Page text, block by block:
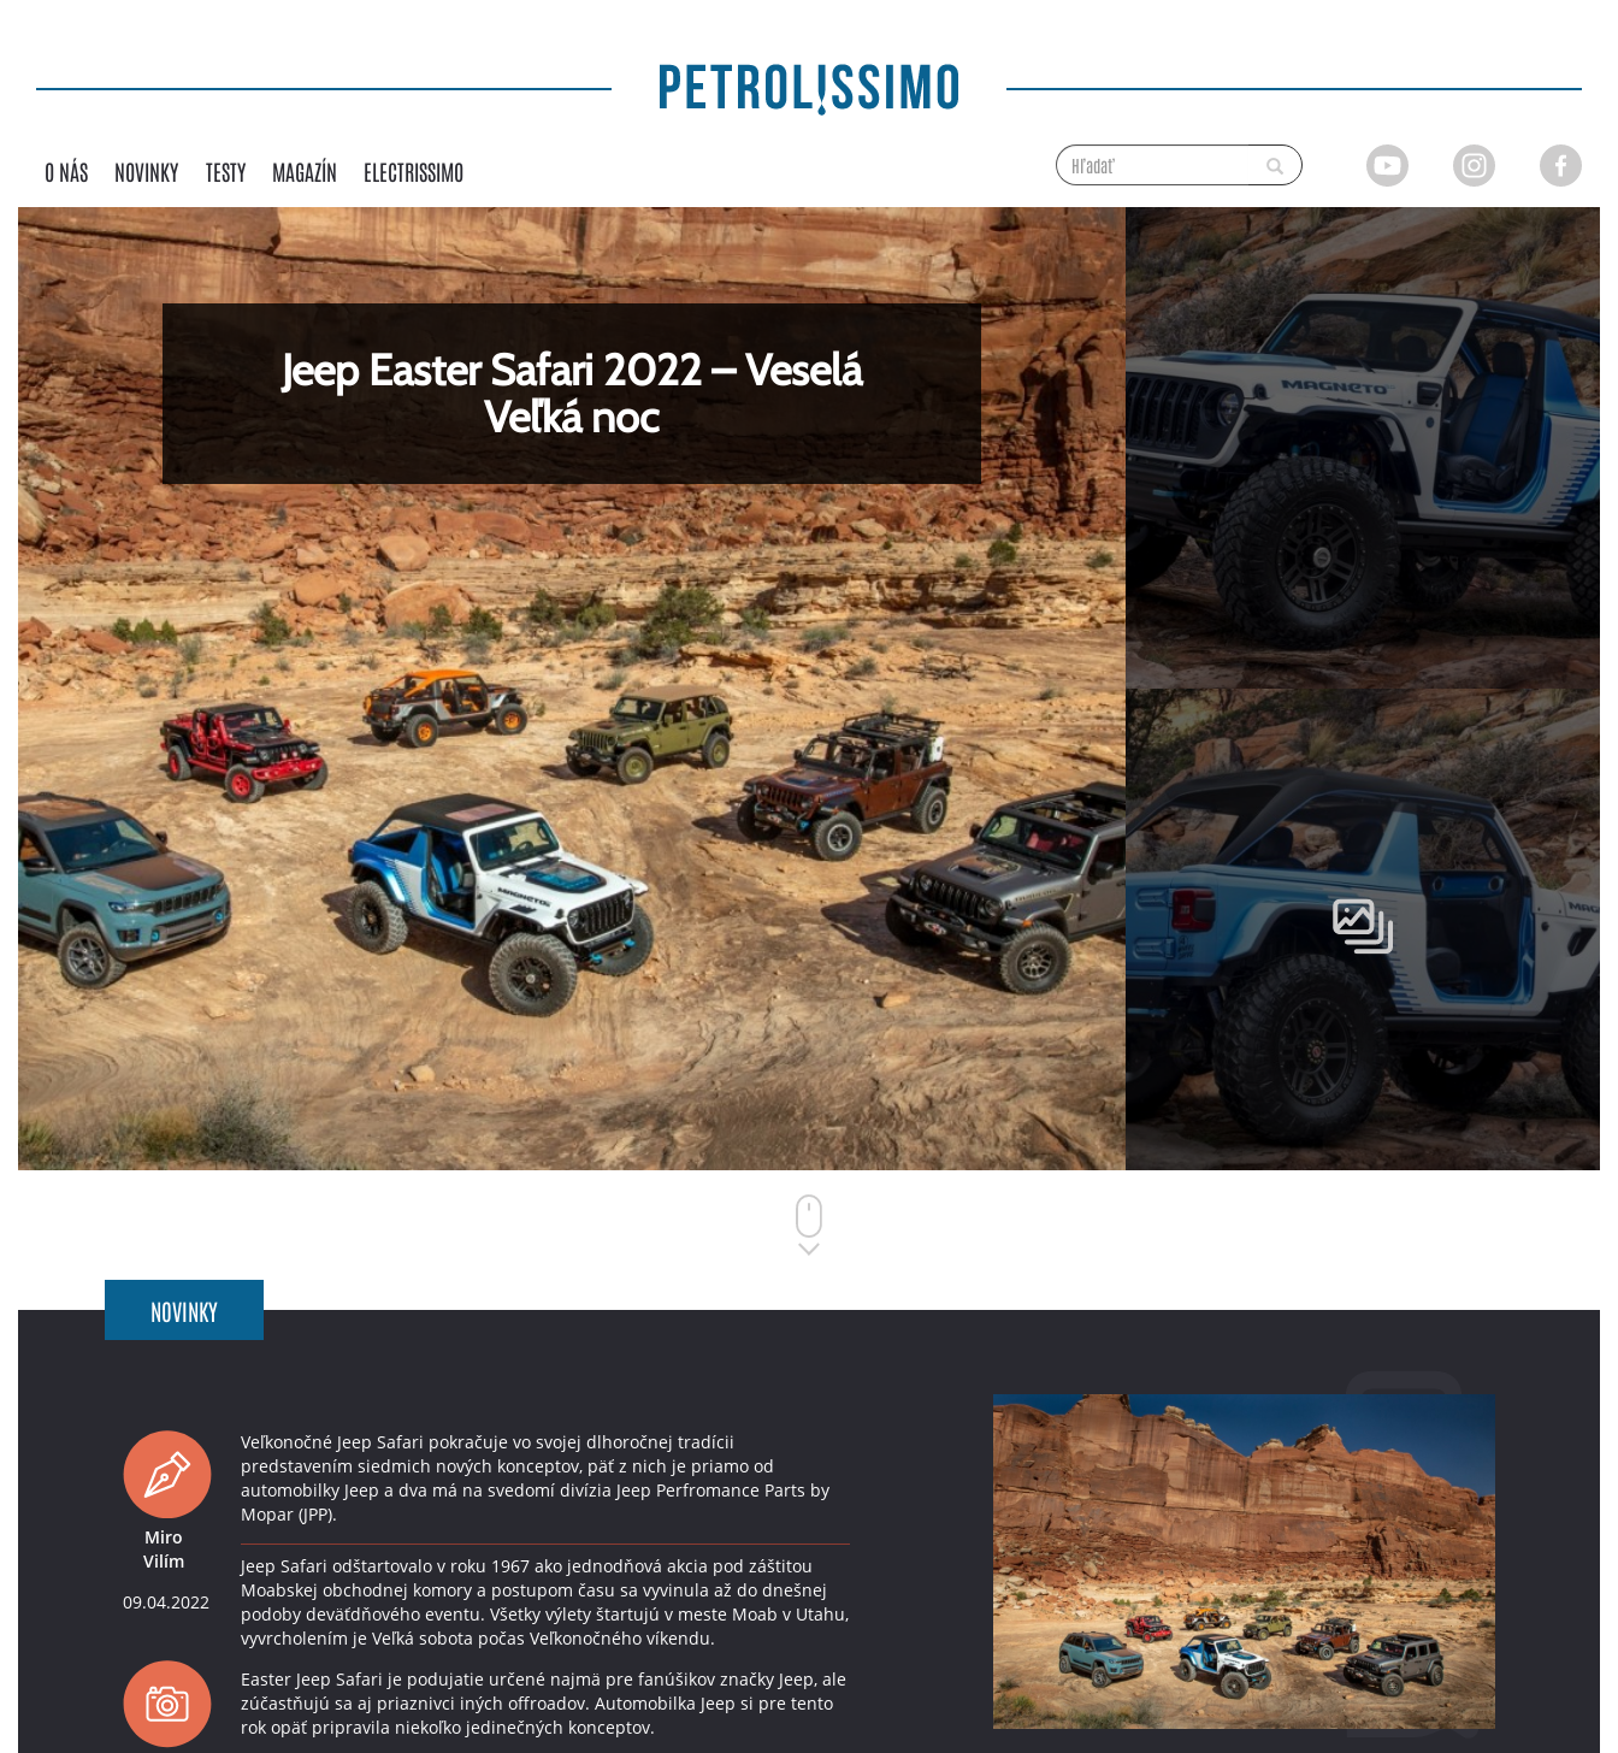
O NÁS NOVINKY TESTY MAGAZÍN ELECTRISSIMO
Jeep Easter Safari 2022 – Veselá
Veľká noc
NOVINKY
Miro
Vilím
09.04.2022
Veľkonočné Jeep Safari pokračuje vo svojej dlhoročnej tradícii
predstavením siedmich nových konceptov, päť z nich je priamo od
automobilky Jeep a dva má na svedomí divízia Jeep Perfromance Parts by
Mopar (JPP).
Jeep Safari odštartovalo v roku 1967 ako jednodňová akcia pod záštitou
Moabskej obchodnej komory a postupom času sa vyvinula až do dnešnej
podoby deväťdňového eventu. Všetky výlety štartujú v meste Moab v Utahu,
vyvrcholením je Veľká sobota počas Veľkonočného víkendu.
Easter Jeep Safari je podujatie určené najmä pre fanúšikov značky Jeep, ale
zúčastňujú sa aj priaznivci iných offroadov. Automobilka Jeep si pre tento
rok opäť pripravila niekoľko jedinečných konceptov.